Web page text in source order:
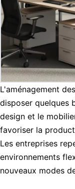
L'aménagement
disposer quelques
design et le
favoriser la
Les entreprises
environnements
nouveaux modes